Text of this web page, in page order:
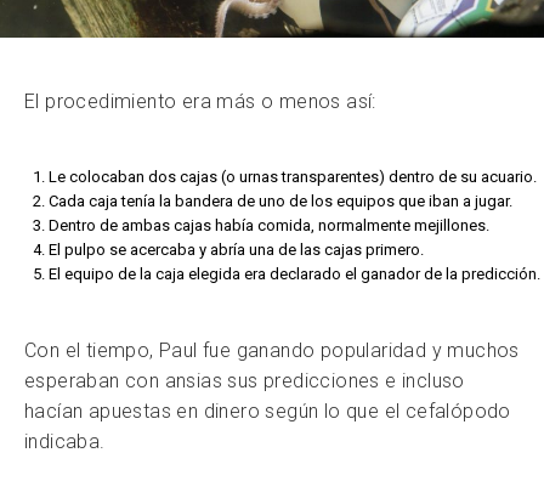
El procedimiento era más o menos así:
Le colocaban dos cajas (o urnas transparentes) dentro de su acuario.
Cada caja tenía la bandera de uno de los equipos que iban a jugar.
Dentro de ambas cajas había comida, normalmente mejillones.
El pulpo se acercaba y abría una de las cajas primero.
El equipo de la caja elegida era declarado el ganador de la predicción.
Con el tiempo, Paul fue ganando popularidad y muchos
esperaban con ansias sus predicciones e incluso
hacían apuestas en dinero según lo que el cefalópodo
indicaba.